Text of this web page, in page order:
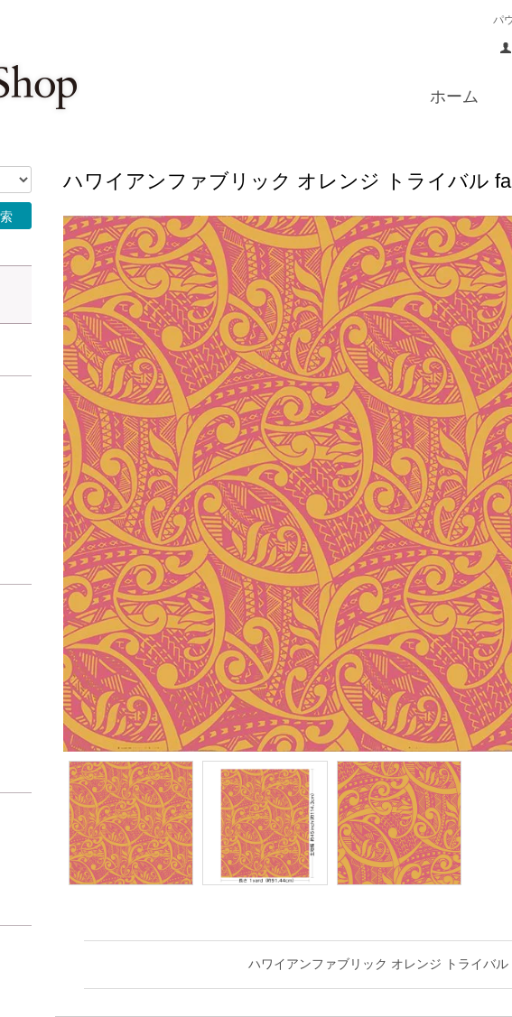
パ
ホーム
ハワイアンファブリック オレンジ トライバル
ハワイアンファブリック オレンジ トライバル